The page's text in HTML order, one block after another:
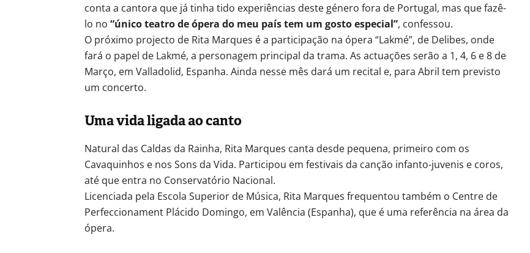
conta a cantora que já tinha tido experiências deste género fora de Portugal, mas que fazê-
lo no “único teatro de ópera do meu país tem um gosto especial”, confessou.
O próximo projecto de Rita Marques é a participação na ópera “Lakmé”, de Delibes, onde
fará o papel de Lakmé, a personagem principal da trama. As actuações serão a 1, 4, 6 e 8 de
Março, em Valladolid, Espanha. Ainda nesse mês dará um recital e, para Abril tem previsto
um concerto.
Uma vida ligada ao canto
Natural das Caldas da Rainha, Rita Marques canta desde pequena, primeiro com os
Cavaquinhos e nos Sons da Vida. Participou em festivais da canção infanto-juvenis e coros,
até que entra no Conservatório Nacional.
Licenciada pela Escola Superior de Música, Rita Marques frequentou também o Centre de
Perfeccionament Plácido Domingo, em Valência (Espanha), que é uma referência na área da
ópera.